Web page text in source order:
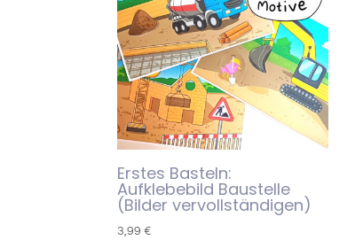
Erstes Basteln:
Aufklebebild Baustelle
(Bilder vervollständigen)
3,99 €